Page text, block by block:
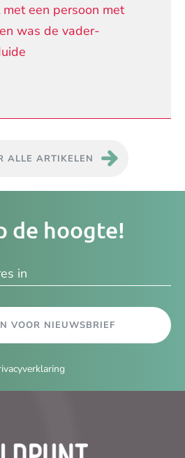
een persoon met
was de vader-
ALLE ARTIKELEN
de hoogte!
VOOR NIEUWSBRIEF